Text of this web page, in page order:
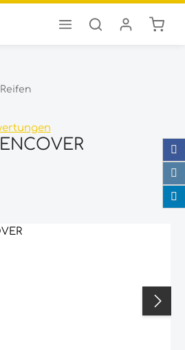
Reifen
von 5 von 5 Sternen